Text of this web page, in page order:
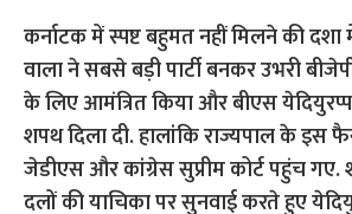
कर्नाटक में स्पष्ट बहुमत नहीं मिलने की
वाला ने सबसे बड़ी पार्टी बनकर उभरी
के लिए आमंत्रित किया और बीएस
शपथ दिला दी. हालांकि राज्यपाल के
जेडीएस और कांग्रेस सुप्रीम कोर्ट पहुंच गए.
दलों की याचिका पर सुनवाई करते हुए